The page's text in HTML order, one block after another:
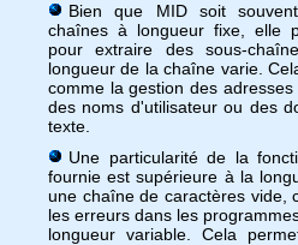
Bien que MID soit
chaînes à longueur fixe, elle
pour extraire des sous-
longueur de la chaîne varie.
comme la gestion des
des noms d'utilisateur ou des
texte.
Une particularité de la
fournie est supérieure à la
une chaîne de caractères vide,
les erreurs dans les
longueur variable. Cela